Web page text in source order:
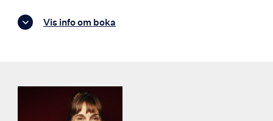
Vis info om boka